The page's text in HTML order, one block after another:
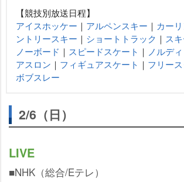
【競技別放送日程】
アイスホッケー ｜ アルペンスキー ｜ カー
ントリースキー ｜ ショートトラック ｜ ス
ノーボード ｜ スピードスケート ｜ ノルデ
アスロン ｜ フィギュアスケート ｜ フリー
ボブスレー
2/6（日）
LIVE
■NHK（総合/Eテレ）